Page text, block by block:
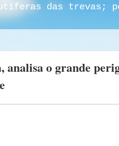
das trevas;
analisa o grande